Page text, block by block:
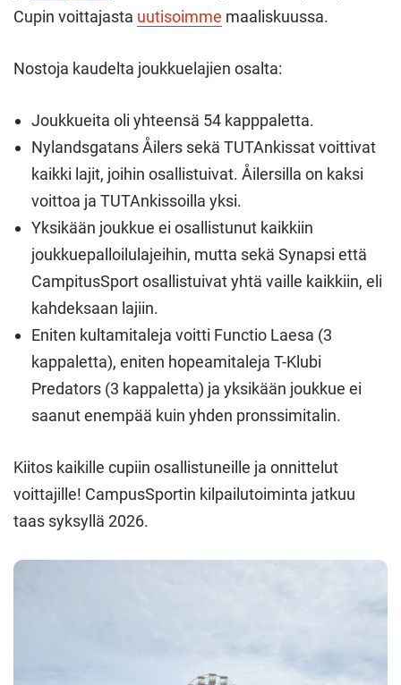
Cupin voittajasta uutisoimme maaliskuussa.
Nostoja kaudelta joukkuelajien osalta:
Joukkueita oli yhteensä 54 kapppaletta.
Nylandsgatans Åilers sekä TUTAnkissat voittivat
kaikki lajit, joihin osallistuivat. Åilersilla on kaksi
voittoa ja TUTAnkissoilla yksi.
Yksikään joukkue ei osallistunut kaikkiin
joukkuepalloilulajeihin, mutta sekä Synapsi että
CampitusSport osallistuivat yhtä vaille kaikkiin, eli
kahdeksaan lajiin.
Eniten kultamitaleja voitti Functio Laesa (3
kappaletta), eniten hopeamitaleja T-Klubi
Predators (3 kappaletta) ja yksikään joukkue ei
saanut enempää kuin yhden pronssimitalin.
Kiitos kaikille cupiin osallistuneille ja onnittelut
voittajille! CampusSportin kilpailutoiminta jatkuu
taas syksyllä 2026.